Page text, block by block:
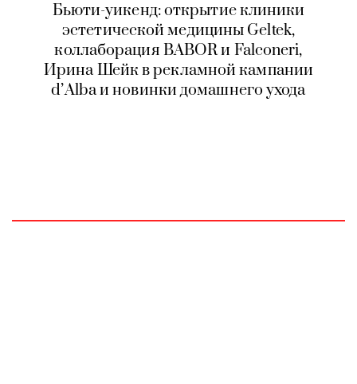
Бьюти-уикенд: открытие клиники
эстетической медицины Geltek,
коллаборация BABOR и Falconeri,
Ирина Шейк в рекламной кампании
d’Alba и новинки домашнего ухода